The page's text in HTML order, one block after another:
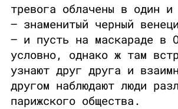
тревога облачены в один
– знаменитый черный
– и пусть на маскараде в
условно, однако ж там
узнают друг друга и
другом наблюдают люди
парижского общества.